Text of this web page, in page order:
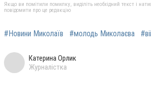
Якщо ви помітили помилку, виділіть необхідний текст і
повідомити про це редакцію
#Новини Миколаїв #молодь Миколаєва
Катерина Орлик
Журналістка